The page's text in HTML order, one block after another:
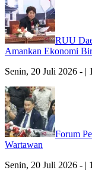
RUU
Amankan Ekonomi
Senin, 20 Juli 2026 - |
Forum
Wartawan
Senin, 20 Juli 2026 - |